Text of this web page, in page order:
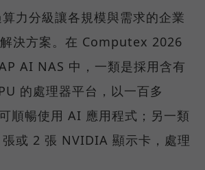
力分級讓各規模與需求的企業
決方案。在 Computex 2026
AI NAS 中，一類是採用含有
的處理器平台，以一百多
順暢使用 AI 應用程式；另一類
或 2 張 NVIDIA 顯示卡，處理